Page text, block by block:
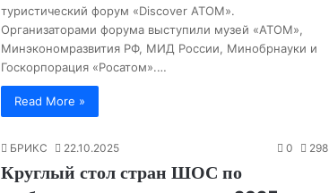
туристический форум «Discover АТОМ».
Организаторами форума выступили музей «АТОМ»,
Минэкономразвития РФ, МИД России, Минобрнауки и
Госкорпорация «Росатом».…
Read More »
БРИКС 22.10.2025 0 298
Круглый стол стран ШОС по